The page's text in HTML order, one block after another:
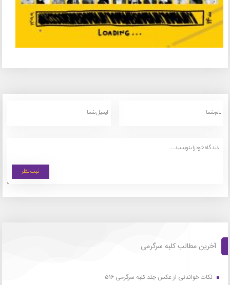
آخرین مطالب کلبه سرگرمی
نکات خواندنی از عکس جلد کلبه سرگرمی ۵۱۶